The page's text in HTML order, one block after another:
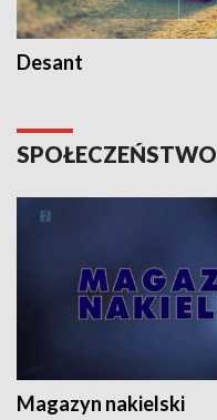
Desant
SPOŁECZEŃSTWO
Magazyn nakielski